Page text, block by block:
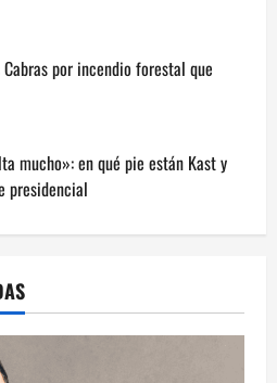
por incendio forestal que
mucho»: en qué pie están Kast y
presidencial